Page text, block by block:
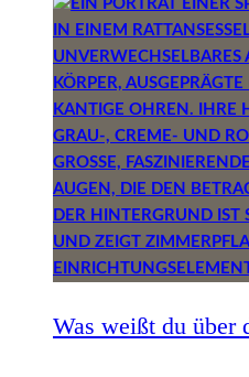
Was weißt du über